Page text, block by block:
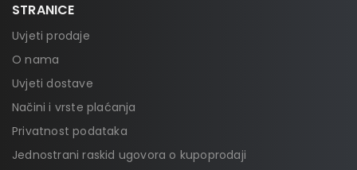
STRANICE
Uvjeti prodaje
O nama
Uvjeti dostave
Načini i vrste plaćanja
Privatnost podataka
Jednostrani raskid ugovora o kupoprodaji